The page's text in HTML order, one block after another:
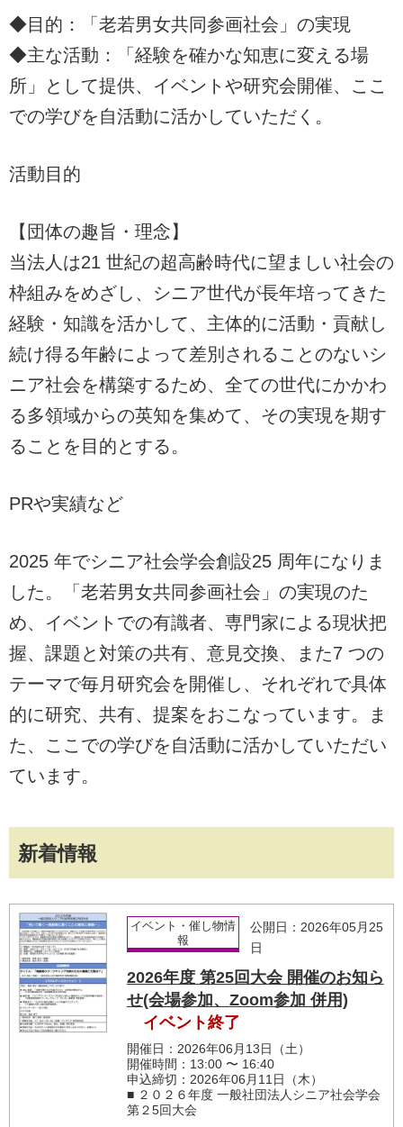
◆目的：「老若男女共同参画社会」の実現
◆主な活動：「経験を確かな知恵に変える場
所」として提供、イベントや研究会開催、ここ
での学びを自活動に活かしていただく。
活動目的
【団体の趣旨・理念】
当法人は21 世紀の超高齢時代に望ましい社会の
枠組みをめざし、シニア世代が長年培ってきた
経験・知識を活かして、主体的に活動・貢献し
続け得る年齢によって差別されることのないシ
ニア社会を構築するため、全ての世代にかかわ
る多領域からの英知を集めて、その実現を期す
ることを目的とする。
PRや実績など
2025 年でシニア社会学会創設25 周年になりま
した。「老若男女共同参画社会」の実現のた
め、イベントでの有識者、専門家による現状把
握、課題と対策の共有、意見交換、また7 つの
テーマで毎月研究会を開催し、それぞれで具体
的に研究、共有、提案をおこなっています。ま
た、ここでの学びを自活動に活かしていただい
ています。
新着情報
イベント・催し物情
報
公開日：2026年05月25
日
2026年度 第25回大会 開催のお知ら
せ(会場参加、Zoom参加 併用)
イベント終了
開催日：2026年06月13日（土）
開催時間：13:00 〜 16:40
申込締切：2026年06月11日（木）
■ ２０２６年度 一般社団法人シニア社会学会
第２5回大会